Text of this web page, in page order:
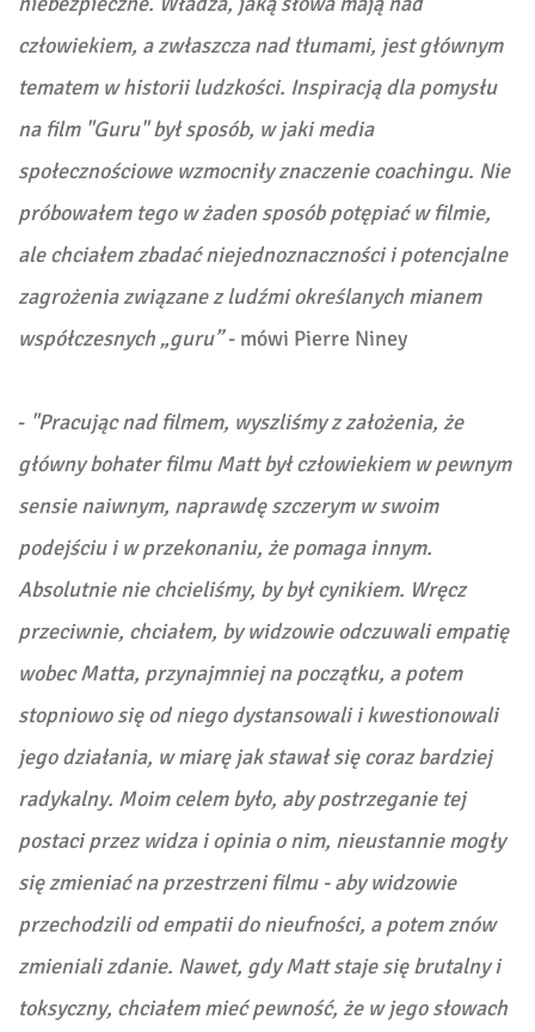
człowiekiem, a zwłaszcza nad tłumami, jest głównym
tematem w historii ludzkości. Inspiracją dla pomysłu
na film "Guru" był sposób, w jaki media
społecznościowe wzmocniły znaczenie coachingu. Nie
próbowałem tego w żaden sposób potępiać w filmie,
ale chciałem zbadać niejednoznaczności i potencjalne
zagrożenia związane z ludźmi określanych mianem
współczesnych „guru”- mówi Pierre Niney
- "Pracując nad filmem, wyszliśmy z założenia, że
główny bohater filmu Matt był człowiekiem w pewnym
sensie naiwnym, naprawdę szczerym w swoim
podejściu i w przekonaniu, że pomaga innym.
Absolutnie nie chcieliśmy, by był cynikiem. Wręcz
przeciwnie, chciałem, by widzowie odczuwali empatię
wobec Matta, przynajmniej na początku, a potem
stopniowo się od niego dystansowali i kwestionowali
jego działania, w miarę jak stawał się coraz bardziej
radykalny. Moim celem było, aby postrzeganie tej
postaci przez widza i opinia o nim, nieustannie mogły
się zmieniać na przestrzeni filmu - aby widzowie
przechodzili od empatii do nieufności, a potem znów
zmieniali zdanie. Nawet, gdy Matt staje się brutalny i
toksyczny, chciałem mieć pewność, że w jego słowach